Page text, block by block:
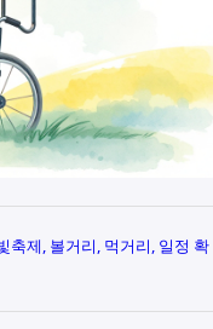
축제, 볼거리, 먹거리, 일정 확